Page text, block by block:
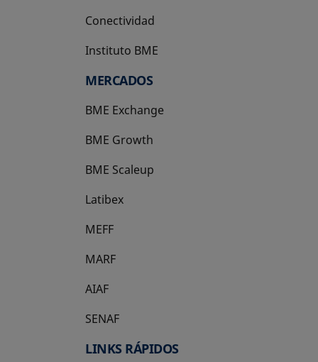
Conectividad
Instituto BME
se abre en una pestaña nueva
MERCADOS
BME Exchange
BME Growth
se abre en una pestaña nueva
BME Scaleup
se abre en una pestaña nueva
Latibex
se abre en una pestaña nueva
MEFF
se abre en una pestaña nueva
MARF
AIAF
SENAF
LINKS RÁPIDOS